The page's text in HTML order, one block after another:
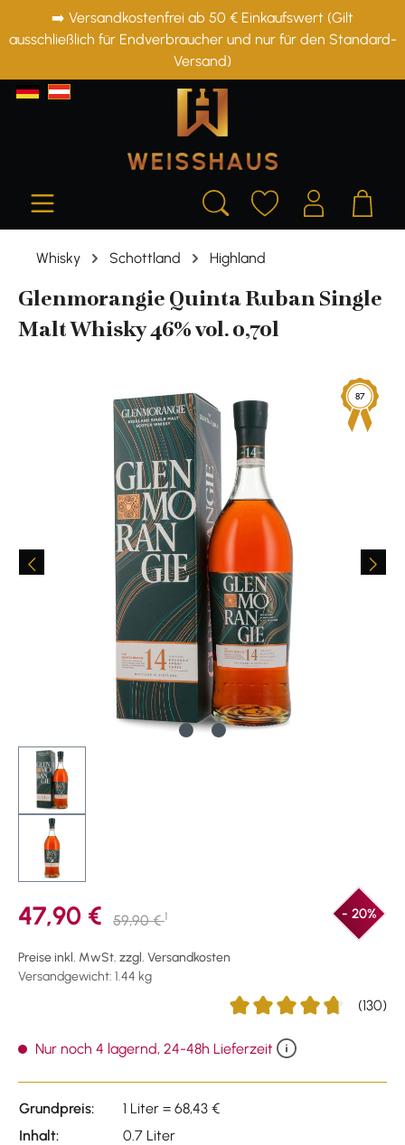
springen
➡️ Versandkostenfrei ab 50 € Einkaufswert (Gilt
ausschließlich für Endverbraucher und nur für den Standard-
Versand)
Whisky Schottland Highland
Glenmorangie Quinta Ruban Single
Malt Whisky 46% vol. 0,70l
87
47,90 € 59,90 €1 - 20%
Preise inkl. MwSt. zzgl. Versandkosten
Versandgewicht: 1.44 kg
(130)
Nur noch 4 lagernd, 24-48h Lieferzeit
Grundpreis:
1 Liter = 68,43 €
Inhalt:
0.7 Liter